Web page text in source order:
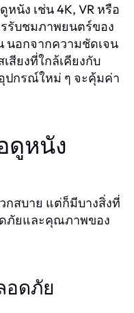
นัง เช่น 4K, VR หรือ
รรับชมภาพยนตร์ของ
อกจากความชัดเจน
สียงที่ใกล้เคียงกับ
ปกรณ์ใหม่ ๆ จะคุ้มค่า
ดูหนัง
สบาย แต่ก็มีบางสิ่งที่
ดภัยและคุณภาพของ
อดภัย